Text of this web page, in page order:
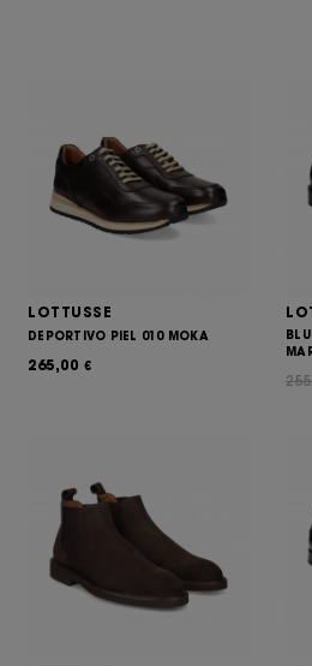
LOTTUSSE
DEPORTIVO PIEL 010 MOKA
265,00 €